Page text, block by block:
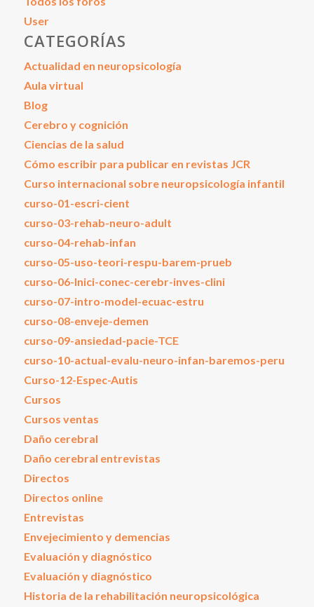
User
CATEGORÍAS
Actualidad en neuropsicología
Aula virtual
Blog
Cerebro y cognición
Ciencias de la salud
Cómo escribir para publicar en revistas JCR
Curso internacional sobre neuropsicología infantil
curso-01-escri-cient
curso-03-rehab-neuro-adult
curso-04-rehab-infan
curso-05-uso-teori-respu-barem-prueb
curso-06-Inici-conec-cerebr-inves-clini
curso-07-intro-model-ecuac-estru
curso-08-enveje-demen
curso-09-ansiedad-pacie-TCE
curso-10-actual-evalu-neuro-infan-baremos-peru
Curso-12-Espec-Autis
Cursos
Cursos ventas
Daño cerebral
Daño cerebral entrevistas
Directos
Directos online
Entrevistas
Envejecimiento y demencias
Evaluación y diagnóstico
Evaluación y diagnóstico
Historia de la rehabilitación neuropsicológica